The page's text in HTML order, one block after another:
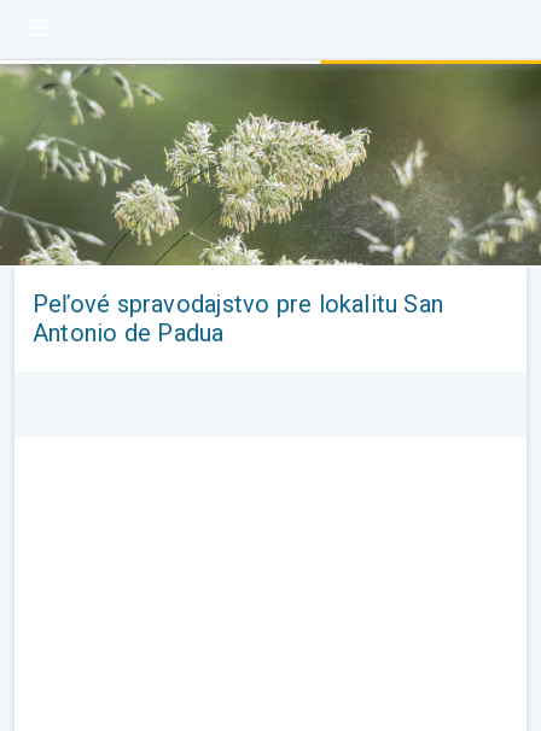
Peľové spravodajstvo pre lokalitu San
Antonio de Padua